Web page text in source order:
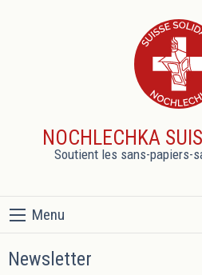
NOCHLECHKA
Soutient les sans-papiers-
Menu
Newsletter